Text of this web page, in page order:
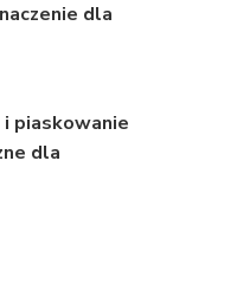
dla
i piaskowanie
dla